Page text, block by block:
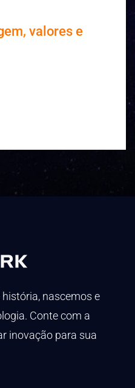
valores e
nascemos e
Conte com a
inovação para sua